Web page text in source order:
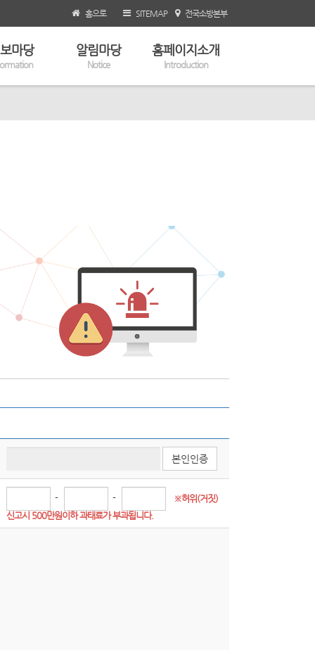
홈으로 SITEMAP 전국소방본부
마당 알림마당
Notice
홈페이지소개
Introduction
본인인증
- -
※허위(거짓)
신고시 500만원이하 과태료가 부과됩니다.